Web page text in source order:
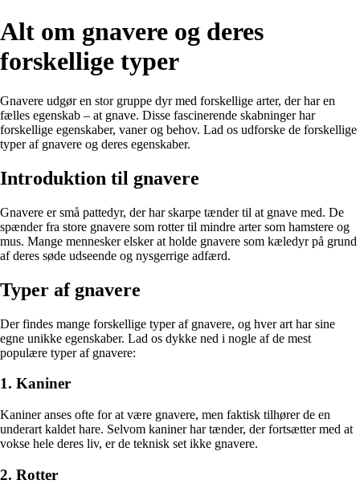
Alt om gnavere og deres
forskellige typer
Gnavere udgør en stor gruppe dyr med forskellige arter, der har en
fælles egenskab – at gnave. Disse fascinerende skabninger har
forskellige egenskaber, vaner og behov. Lad os udforske de forskellige
typer af gnavere og deres egenskaber.
Introduktion til gnavere
Gnavere er små pattedyr, der har skarpe tænder til at gnave med. De
spænder fra store gnavere som rotter til mindre arter som hamstere og
mus. Mange mennesker elsker at holde gnavere som kæledyr på grund
af deres søde udseende og nysgerrige adfærd.
Typer af gnavere
Der findes mange forskellige typer af gnavere, og hver art har sine
egne unikke egenskaber. Lad os dykke ned i nogle af de mest
populære typer af gnavere:
1. Kaniner
Kaniner anses ofte for at være gnavere, men faktisk tilhører de en
underart kaldet hare. Selvom kaniner har tænder, der fortsætter med at
vokse hele deres liv, er de teknisk set ikke gnavere.
2. Rotter